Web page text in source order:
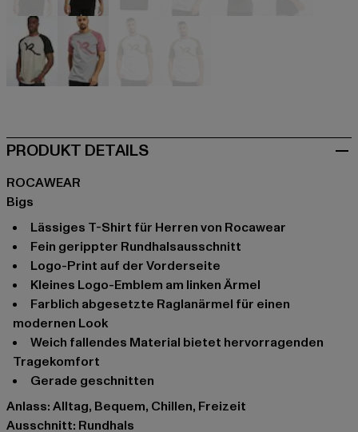
schwarzschwarz
PRODUKT DETAILS
ROCAWEAR
Bigs
lässiges T-Shirt für Herren von Rocawear
fein gerippter Rundhalsausschnitt
Logo-Print auf der Vorderseite
kleines Logo-Emblem am linken Ärmel
farblich abgesetzte Raglanärmel für einen
modernen Look
weich fallendes Material bietet hervorragenden
Tragekomfort
gerade geschnitten
Anlass: Alltag, Bequem, Chillen, Freizeit
Ausschnitt: Rundhals